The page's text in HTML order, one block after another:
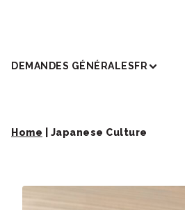
DEMANDES GÉNÉRALESFR
Home Japanese Culture